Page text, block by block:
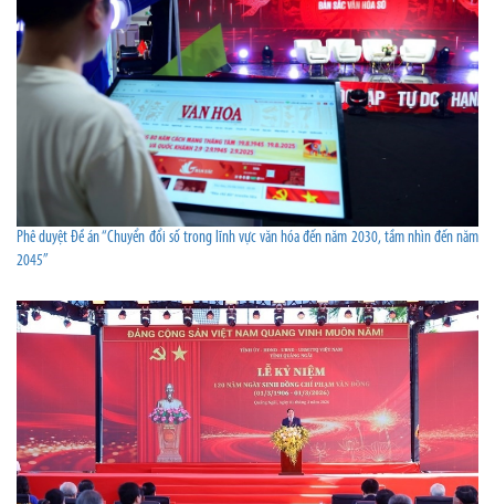
Phê duyệt Đề án “Chuyển đổi số trong lĩnh vực văn hóa đến năm 2030, tầm nhìn đến năm
2045”